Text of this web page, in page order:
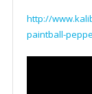
http://
paintball-